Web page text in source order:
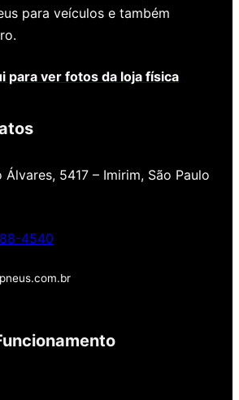
para veículos e também
para ver fotos da loja física
de qualidade!
loja novinha, com os melhores
Álvares, 5417 – Imirim, São Paulo
4540